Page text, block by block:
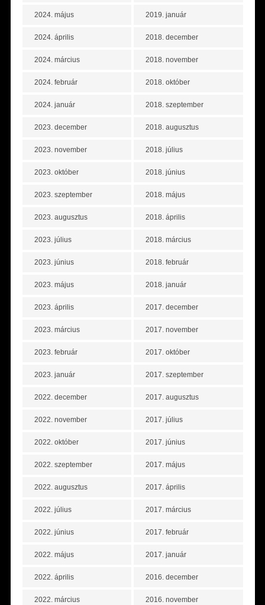
2024. május
2024. április
2024. március
2024. február
2024. január
2023. december
2023. november
2023. október
2023. szeptember
2023. augusztus
2023. július
2023. június
2023. május
2023. április
2023. március
2023. február
2023. január
2022. december
2022. november
2022. október
2022. szeptember
2022. augusztus
2022. július
2022. június
2022. május
2022. április
2022. március
2019. január
2018. december
2018. november
2018. október
2018. szeptember
2018. augusztus
2018. július
2018. június
2018. május
2018. április
2018. március
2018. február
2018. január
2017. december
2017. november
2017. október
2017. szeptember
2017. augusztus
2017. július
2017. június
2017. május
2017. április
2017. március
2017. február
2017. január
2016. december
2016. november